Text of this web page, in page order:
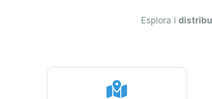
Esplora i